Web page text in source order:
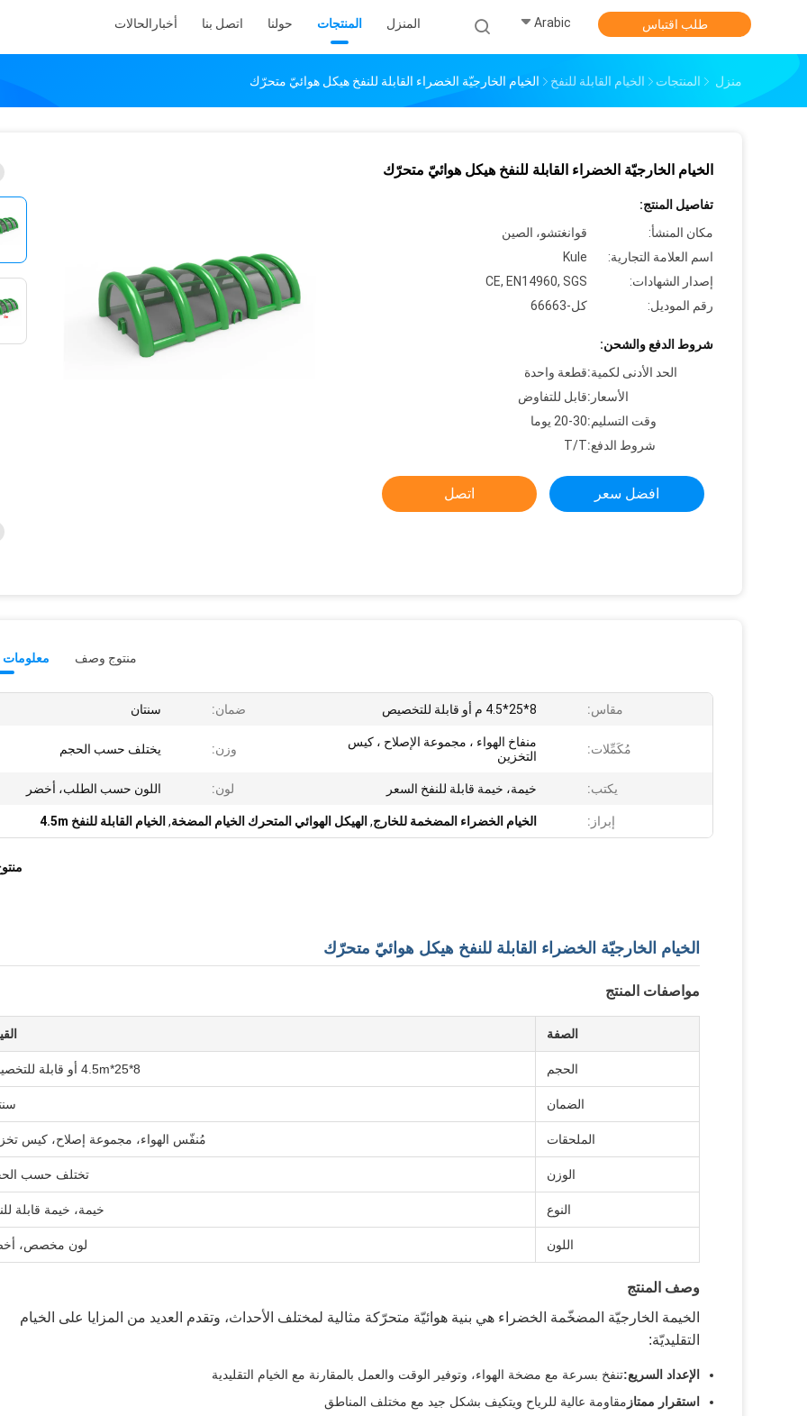
المنزل المنتجات حولنا اتصل بنا أخبار الحالات Arabic طلب اقتباس
منزل المنتجات الخيام القابلة للنفخ الخيام الخارجيّة الخضراء القابلة للنفخ هيكل هوائيّ متحرّك
الخيام الخارجيّة الخضراء القابلة للنفخ هيكل هوائيّ متحرّك
تفاصيل المنتج:
مكان المنشأ:
قوانغتشو، الصين
اسم العلامة التجارية:
Kule
إصدار الشهادات:
CE, EN14960, SGS
رقم الموديل:
كل-66663
شروط الدفع والشحن:
الحد الأدنى لكمية:قطعة واحدة
الأسعار:قابل للتفاوض
وقت التسليم:20-30 يوما
شروط الدفع:T/T
افضل سعر اتصل
معلومات منتوج وصف
مقاس: 8*25*4.5 م أو قابلة للتخصيص ضمان: سنتان
مُكَمِّلات:
منفاخ الهواء ، مجموعة الإصلاح ، كيس
التخزين
وزن: يختلف حسب الحجم
يكتب: خيمة، خيمة قابلة للنفخ السعر لون: اللون حسب الطلب، أخضر
إبراز: الخيام الخضراء المضخمة للخارج, الهيكل الهوائي المتحرك الخيام المضخة, الخيام القابلة للنفخ 4.5m
الخيام الخارجيّة الخضراء القابلة للنفخ هيكل هوائيّ متحرّك
مواصفات المنتج
الصفة
الحجم 8*25*4.5m أو قابلة للتخصيص
الضمان
الملحقات مُنفّس الهواء، مجموعة إصلاح، كيس
الوزن تختلف حسب
النوع خيمة، خيمة قابلة
اللون لون مخصص،
وصف المنتج
الخيمة الخارجيّة المضخّمة الخضراء هي بنية هوائيّة متحرّكة مثالية لمختلف الأحداث، وتقدم العديد من المزايا على الخيام
التقليديّة:
الإعداد السريع:تنفخ بسرعة مع مضخة الهواء، وتوفير الوقت والعمل بالمقارنة مع الخيام التقليدية
استقرار ممتاز مقاومة عالية للرياح ويتكيف بشكل جيد مع مختلف المناطق